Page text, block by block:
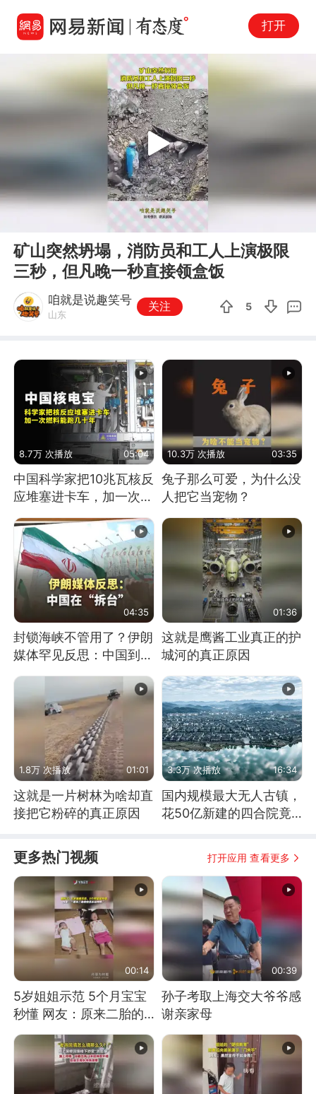
打开
Play
矿山突然坍塌，消防员和工人上演极限
三秒，但凡晚一秒直接领盒饭
咱就是说趣笑号
山东
关注 5
8.7万 次播放 05:04
中国科学家把10兆瓦核反
应堆塞进卡车，加一次燃
料能跑几十年
10.3万 次播放 03:35
兔子那么可爱，为什么没
人把它当宠物？
04:35
封锁海峡不管用了？伊朗
媒体罕见反思：中国到底
01:36
这就是鹰酱工业真正的护
城河的真正原因
1.8万 次播放 01:01
这就是一片树林为啥却直
接把它粉碎的真正原因
3.3万 次播放 16:34
国内规模最大无人古镇，
花50亿新建的四合院竟
更多热门视频 打开应用 查看更多
00:14
5岁姐姐示范 5个月宝宝
秒懂 网友：原来二胎的
快乐长这样
00:39
孙子考取上海交大爷爷感
谢亲家母